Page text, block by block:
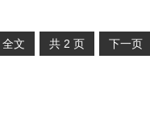
全文 共 2 页 下一页